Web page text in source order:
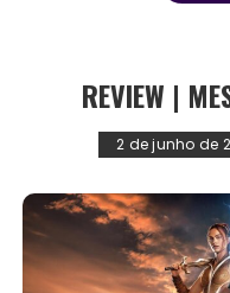
REVIEW |
2 de junho de